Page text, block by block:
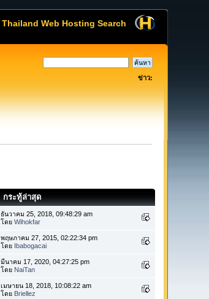
Thailand Web Hosting Search
ข่าว:
กระทู้ล่าสุด
ธันวาคม 25, 2018, 09:48:29 am
โดยWihokfar
พฤษภาคม 27, 2015, 02:22:34 pm
โดย Ibabogacai
มีนาคม 17, 2020, 04:27:25 pm
โดย NaiTan
เมษายน 18, 2018, 10:08:22 am
โดย Briellez